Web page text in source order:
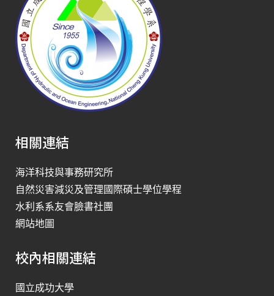
相關連結
海洋科技與事務研究所
自然災害減災及管理國際碩士學位學程
水利系系友會臉書社團
網站地圖
校內相關連結
國立成功大學